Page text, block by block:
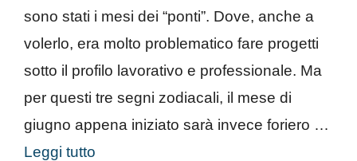
sono stati i mesi dei “ponti”. Dove, anche a
volerlo, era molto problematico fare progetti
sotto il profilo lavorativo e professionale. Ma
per questi tre segni zodiacali, il mese di
giugno appena iniziato sarà invece foriero …
Leggi tutto